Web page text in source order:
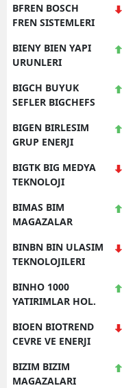
BFREN BOSCH
FREN SISTEMLERI
BIENY BIEN YAPI
URUNLERI
BIGCH BUYUK
SEFLER BIGCHEFS
BIGEN BIRLESIM
GRUP ENERJI
BIGTK BIG MEDYA
TEKNOLOJI
BIMAS BIM
MAGAZALAR
BINBN BIN ULASIM
TEKNOLOJILERI
BINHO 1000
YATIRIMLAR HOL.
BIOEN BIOTREND
CEVRE VE ENERJI
BIZIM BIZIM
MAGAZALARI